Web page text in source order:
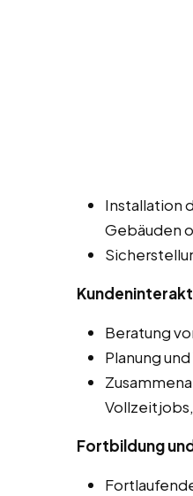
Installation
Gebäuden
Beratung
Planung
Fortbildung